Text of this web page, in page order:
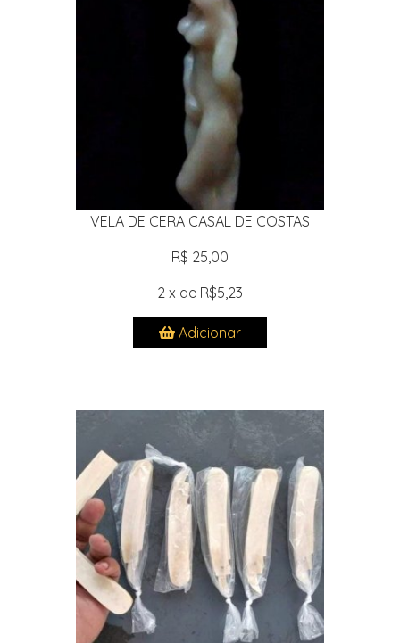
VELA DE CERA CASAL DE COSTAS
R$ 25,00
2 x de R$5,23
Adicionar